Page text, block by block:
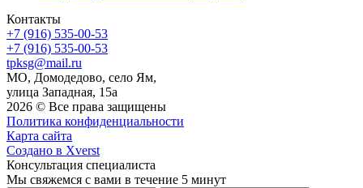
Контакты
+7 (916) 535-00-53
+7 (916) 535-00-53
tpksg@mail.ru
МО, Домодедово, село Ям,
улица Западная, 15а
2026 © Все права защищены
Политика конфиденциальности
Карта сайта
Создано в Xverst
Консультация специалиста
Мы свяжемся с вами в течение 5 минут